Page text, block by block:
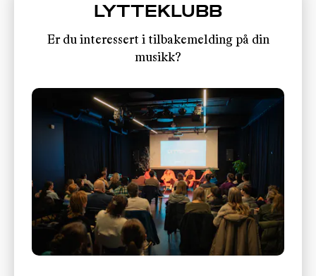
LYTTEKLUBB
Er du interessert i tilbakemelding på din
musikk?